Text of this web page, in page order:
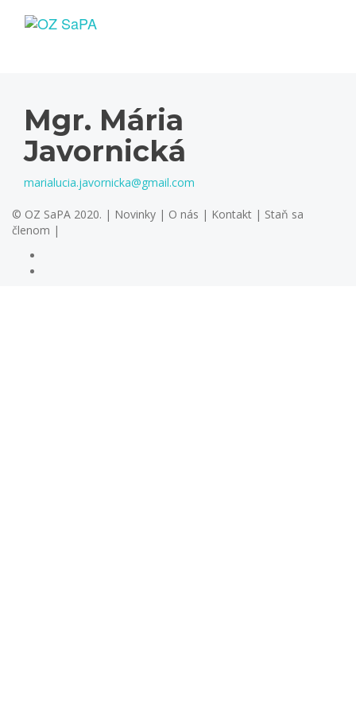
Mgr. Mária
Javornická
marialucia.javornicka@gmail.com
© OZ SaPA 2020. | Novinky | O nás | Kontakt | Staň sa
členom |